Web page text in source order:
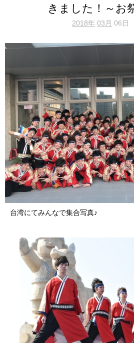
きました！～お
2018年 03月 06日
台湾にてみんなで集合写真♪